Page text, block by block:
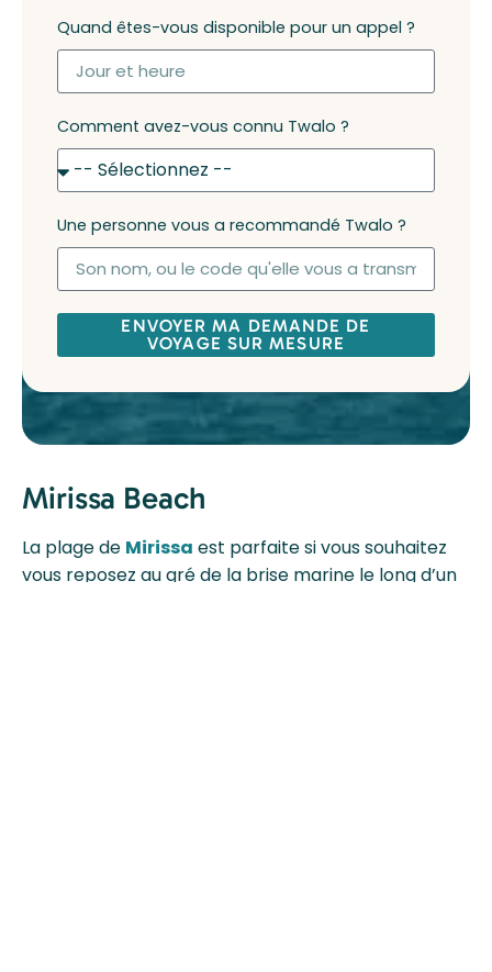
Quand êtes-vous disponible pour un appel ?
Comment avez-vous connu Twalo ?
Une personne vous a recommandé Twalo ?
ENVOYER MA DEMANDE DE
VOYAGE SUR MESURE
Mirissa Beach
La plage de Mirissa est parfaite si vous souhaitez
vous reposez au gré de la brise marine le long d’un